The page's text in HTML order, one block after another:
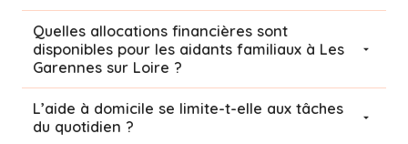
Quelles allocations financières sont
disponibles pour les aidants familiaux à Les
Garennes sur Loire ?
L’aide à domicile se limite-t-elle aux tâches
du quotidien ?